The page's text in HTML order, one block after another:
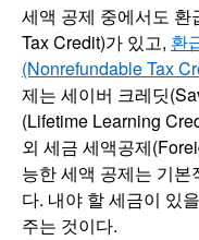
세액 공제 중에서도
Tax Credit)가 있고, 환
(Nonrefundable Tax
제는 세이버 크레딧
(Lifetime Learning
외 세금 세액공제
능한 세액 공제는 기
다. 내야 할 세금이 있
주는 것이다.